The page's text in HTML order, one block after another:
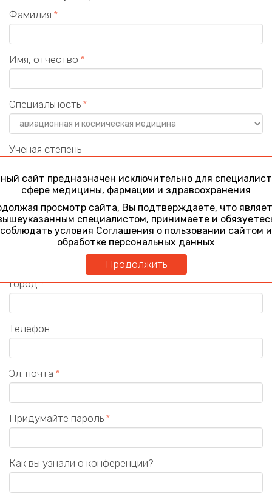
Фамилия
Имя, отчество
Специальность
Ученая степень
Учреждение
Должность
Город
Телефон
Эл. почта
Придумайте пароль
Как вы узнали о конференции?
сайт предназначен исключительно для
сфере медицины, фармации и здравоохранения
просмотр сайта, Вы подтверждаете, что
специалистом, принимаете и
соблюдать условия Соглашения о пользовании сайтом и
обработке персональных данных
Продолжить